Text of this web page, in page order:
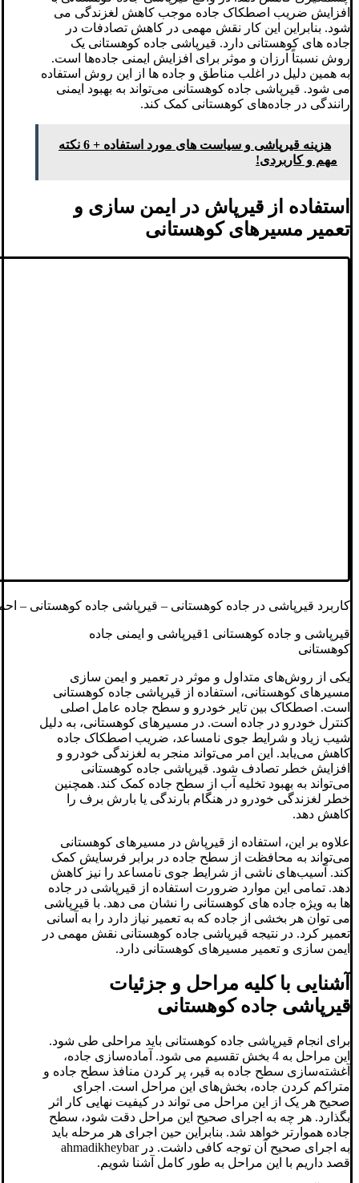
افزایش ضریب اصطکاک جاده موجب کاهش لغزندگی می
شود. بنابراین این کار نقش مهمی در کاهش تصادفات در
جاده های کوهستانی دارد. قیرپاشی جاده کوهستانی یک
روش نسبتاً ارزان و موثر برای افزایش ایمنی جاده‌ها است.
به همین دلیل در اغلب مناطق و جاده ها از این روش استفاده
می شود. قیرپاشی جاده کوهستانی می‌تواند به بهبود ایمنی
رانندگی در جاده‌های کوهستانی کمک کند.
هزینه قیرپاشی و سیاست های مورد استفاده + 6 نکته
مهم و کاربردی!
استفاده از قیرپاش در ایمن سازی و
تعمیر مسیرهای کوهستانی
کاربرد قیرپاشی در جاده کوهستانی – قیرپاشی جاده کوهستانی –
قیرپاشی و جاده کوهستانی 1قیرپاشی و ایمنی جاده
کوهستانی
یکی از روش‌های متداول و موثر در تعمیر و ایمن سازی
مسیرهای کوهستانی، استفاده از قیرپاشی جاده کوهستانی
است. اصطکاک بین تایر خودرو و سطح جاده عامل اصلی
کنترل خودرو در جاده است. در مسیرهای کوهستانی، به دلیل
شیب زیاد و شرایط جوی نامساعد، ضریب اصطکاک جاده
کاهش می‌یابد. این امر می‌تواند منجر به لغزندگی خودرو و
افزایش خطر تصادف شود. قیرپاشی جاده کوهستانی
می‌تواند به بهبود تخلیه آب از سطح جاده کمک کند. همچنین
خطر لغزندگی خودرو در هنگام بارندگی یا بارش برف را
کاهش دهد.
علاوه بر این، استفاده از قیرپاش در مسیرهای کوهستانی
می‌تواند به محافظت از سطح جاده در برابر فرسایش کمک
کند. آسیب‌های ناشی از شرایط جوی نامساعد را نیز کاهش
دهد. تمامی این موارد ضرورت استفاده از قیرپاشی در جاده
ها به ویژه جاده های کوهستانی را نشان می دهد. با قیرپاشی
می توان هر بخشی از جاده که به تعمیر نیاز دارد را به آسانی
تعمیر کرد. در نتیجه قیرپاشی جاده کوهستانی نقش مهمی در
ایمن سازی و تعمیر مسیرهای کوهستانی دارد.
آشنایی با کلیه مراحل و جزئیات
قیرپاشی جاده کوهستانی
برای انجام قیرپاشی جاده کوهستانی باید مراحلی طی شود.
این مراحل به 4 بخش تقسیم می شود. آماده‌سازی جاده،
آغشته‌سازی سطح جاده به قیر، پر کردن منافذ سطح جاده و
متراکم کردن جاده، بخش‌های این مراحل است. اجرای
صحیح هر یک از این مراحل می تواند در کیفیت نهایی کار اثر
بگذارد. هر چه به اجرای صحیح این مراحل دقت شود، سطح
جاده هموارتر خواهد شد. بنابراین حین اجرای هر مرحله باید
به اجرای صحیح آن توجه کافی داشت. در ahmadikheybar
قصد داریم با این مراحل به طور کامل آشنا شویم.